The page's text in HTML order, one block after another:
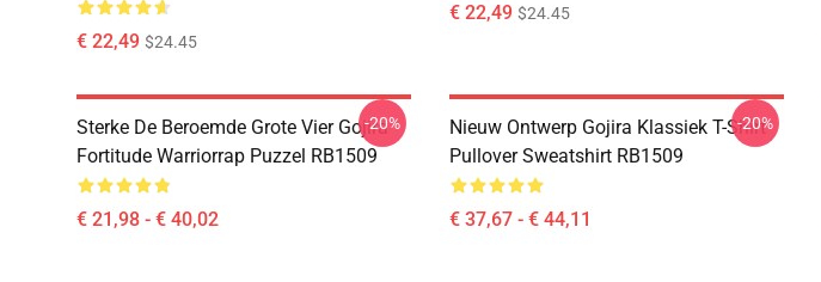
€ 22,49 $24.45
€ 22,49 $24.45
Sterke De Beroemde Grote Vier Gojira
Fortitude Warriorrap Puzzel RB1509
€ 21,98 - € 40,02
-20%
Nieuw Ontwerp Gojira Klassiek T-Shirt
Pullover Sweatshirt RB1509
€ 37,67 - € 44,11
-20%